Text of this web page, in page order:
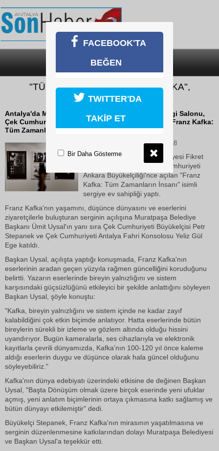
SON DAKİKA
"TÜM ZAMANLARIN İNSANI KAFKA",
MURATPAŞA’DA
Antalya'da Muratpaşa Belediyesi Fikret Otyam Sergi Salonu,
Çek Cumhuriyeti Ankara Büyükelçiliği'nce açılan "Franz Kafka:
Tüm Zamanların İnsanı" isimli...
03 Haziran 2026 Çarşamba 11:48
Antalya'da Muratpaşa Belediyesi Fikret
Otyam Sergi Salonu, Çek Cumhuriyeti
Ankara Büyükelçiliği'nce açılan "Franz
Kafka: Tüm Zamanların İnsanı" isimli
sergiye ev sahipliği yaptı.
Franz Kafka'nın yaşamını, düşünce dünyasını ve eserlerini
ziyaretçilerle buluşturan serginin açılışına Muratpaşa Belediye
Başkanı Ümit Uysal'ın yanı sıra Çek Cumhuriyeti Büyükelçisi Petr
Stepanek ve Çek Cumhuriyeti Antalya Fahri Konsolosu Yeliz Gül
Ege katıldı.
Başkan Uysal, açılışta yaptığı konuşmada, Franz Kafka'nın
eserlerinin aradan geçen yüzyıla rağmen güncelliğini koruduğunu
belirtti. Yazarın eserlerinde bireyin yalnızlığını ve sistem
karşısındaki güçsüzlüğünü etkileyici bir şekilde anlattığını söyleyen
Başkan Uysal, şöyle konuştu:
"Kafka, bireyin yalnızlığını ve sistem içinde ne kadar zayıf
kalabildiğini çok etkin biçimde anlatıyor. Hatta eserlerinde bütün
bireylerin sürekli bir izleme ve gözlem altında olduğu hissini
uyandırıyor. Bugün kameralarla, ses cihazlarıyla ve elektronik
kayıtlarla çevrili dünyamızda, Kafka'nın 100-120 yıl önce kaleme
aldığı eserlerin duygu ve düşünce olarak hala güncel olduğunu
söyleyebiliriz."
Kafka'nın dünya edebiyatı üzerindeki etkisine de değinen Başkan
Uysal, "Başta Dönüşüm olmak üzere birçok eserinde yeni ufuklar
açmış, yeni anlatım biçimlerinin ortaya çıkmasına katkı sağlamış ve
bütün dünyayı etkilemiştir" dedi.
Büyükelçi Stepanek, Franz Kafka'nın mirasının yaşatılmasına ve
serginin düzenlenmesine katkılarından dolayı Muratpaşa Belediyesi
ve Başkan Uysal'a teşekkür etti.
FACEBOOK'TA
BEĞEN
TWITTER'DA
TAKİP ET
Bir Daha Gösterme